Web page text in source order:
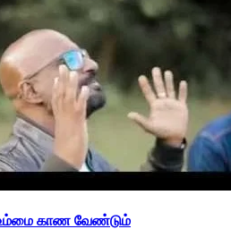
உம்மை காண வேண்டும்